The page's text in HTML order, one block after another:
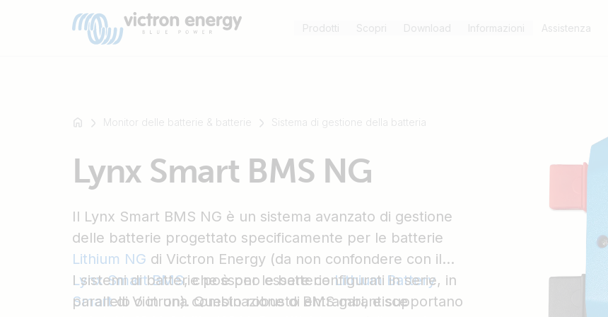
Prodotti Scopri Download Informazioni Assistenza
Monitor delle batterie & batterie Sistema di gestione della batteria
Lynx Smart BMS NG
Il Lynx Smart BMS NG è un sistema avanzato di gestione
delle batterie progettato specificamente per le batterie
Lithium NG di Victron Energy (da non confondere con il
Lynx Smart BMS, che è per le batterieLithium Battery
Smartdi Victron). Questo robusto BMS garantisce
I sistemi di batterie possono essere configurati in serie, in
parallelo o in una combinazione di entrambi, e supportano